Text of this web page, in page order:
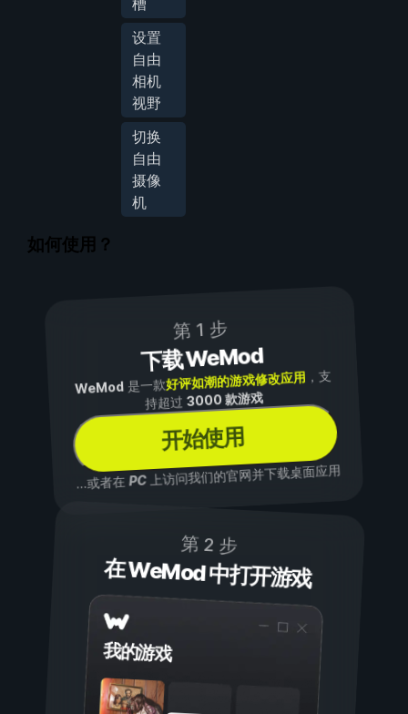
设置
自由
相机
视野
切换
自由
摄像
机
如何使用？
第 1 步
下载 WeMod
WeMod是一款好评如潮的游戏修改应用 ，支
持超过3000 款游戏
开始使用
...或者在PC上访问我们的官网并下载桌面应用
第 2 步
在 WeMod 中打开游戏
我的游戏